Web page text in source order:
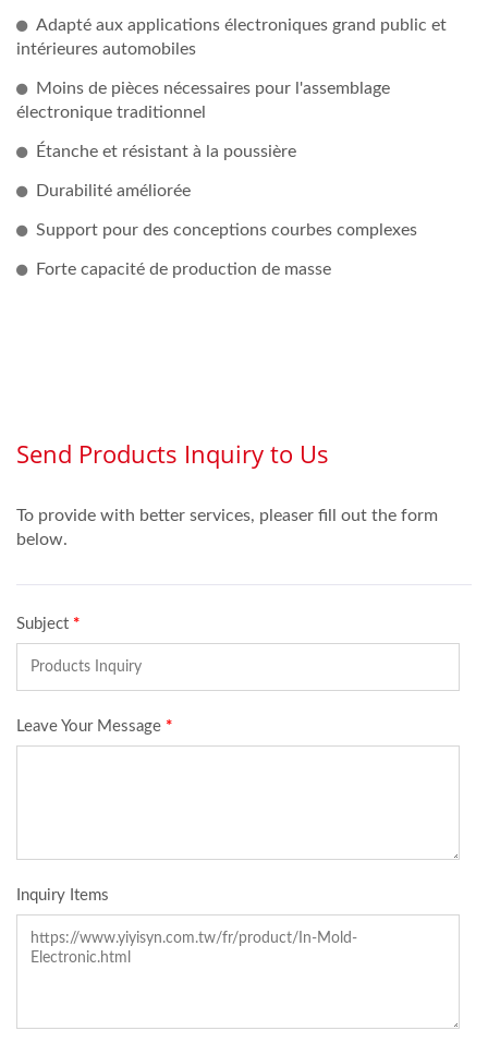
Adapté aux applications électroniques grand public et
intérieures automobiles
Moins de pièces nécessaires pour l'assemblage
électronique traditionnel
Étanche et résistant à la poussière
Durabilité améliorée
Support pour des conceptions courbes complexes
Forte capacité de production de masse